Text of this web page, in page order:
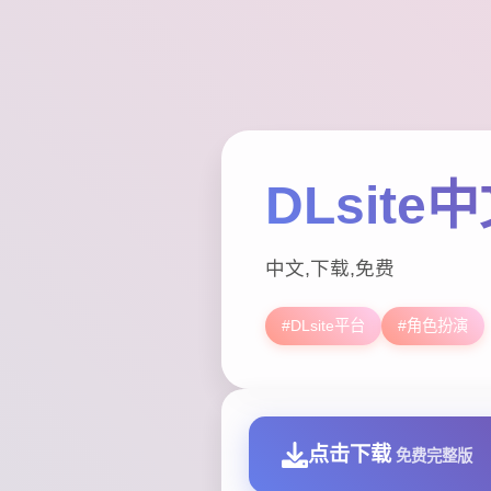
DLsite中
中文,下载,免费
#DLsite平台 #角色扮演
点击下载 免费完整版